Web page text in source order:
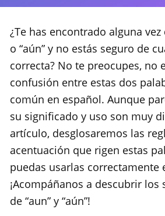
¿Te has encontrado alguna vez
o “aún” y no estás seguro de
correcta? No te preocupes, no
confusión entre estas dos
común en español. Aunque
su significado y uso son muy
artículo, desglosaremos las
acentuación que rigen estas
puedas usarlas correctamente
¡Acompáñanos a descubrir los
de “aun” y “aún”!